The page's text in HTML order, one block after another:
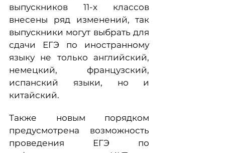
выпускников 11-х классов
внесены ряд изменений, так
выпускники могут выбрать для
сдачи ЕГЭ по иностранному
языку не только английский,
немецкий, французский,
испанский языки, но и
китайский.
Также новым порядком
предусмотрена возможность
проведения ЕГЭ по